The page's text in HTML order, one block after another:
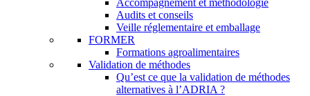
Accompagnement et méthodologie
Audits et conseils
Veille réglementaire et emballage
FORMER
Formations agroalimentaires
Validation de méthodes
Qu’est ce que la validation de méthodes
alternatives à l’ADRIA ?